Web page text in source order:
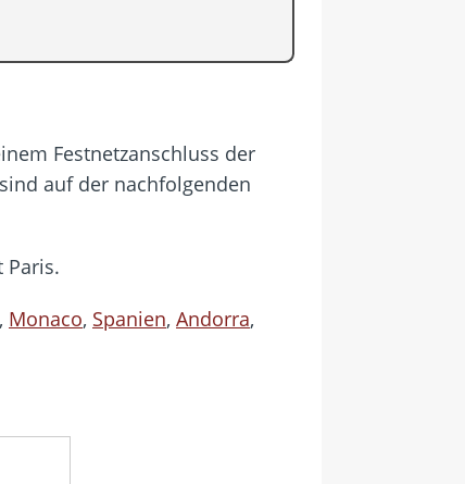
Festnetzanschluss der
auf der nachfolgenden
Paris.
, Monaco, Spanien, Andorra,